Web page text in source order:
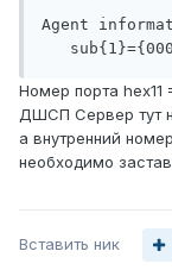
Agent
Номер порта hex11
ДШСП Сервер тут
а внутренний
необходимо
Вставить ник